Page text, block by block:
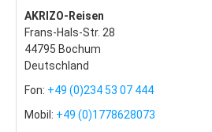
Budapest: Insider-Tipps
Essen in Budapest
Budapest: Lastminute
Ostern
AKRIZO-Reisen
Frans-Hals-Str. 28
44795 Bochum
Deutschland
Fon: +49 (0)234 53 07 444
Mobil: +49 (0)1778628073